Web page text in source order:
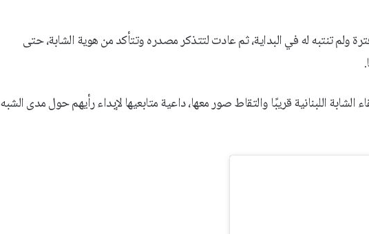
ولم تنتبه له في البداية، ثم عادت لتتذكر مصدره وتتأكد من هوية الشابة، حتى
اللبنانية قريبًا والتقاط صور معها، داعية متابعيها لإبداء رأيهم حول مدى الشبه